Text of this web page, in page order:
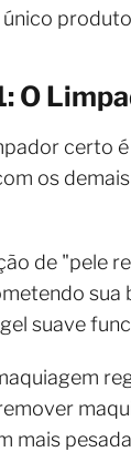
O
certo
os
de "pele
sua
suave
mais